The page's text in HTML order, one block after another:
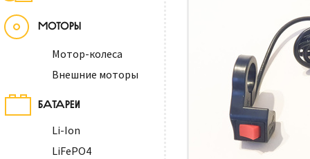
МОТОРЫ
Мотор-колеса
Внешние моторы
БАТАРЕИ
Li-Ion
LiFePO4